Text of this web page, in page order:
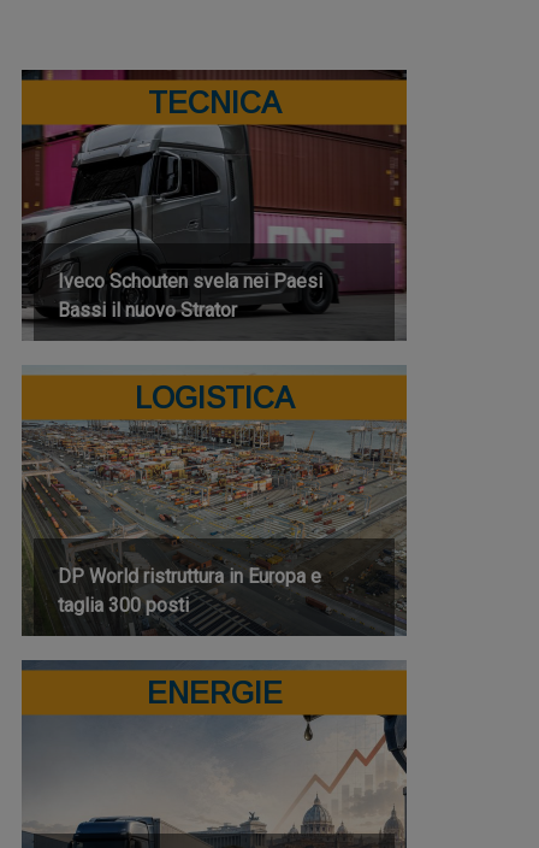
TECNICA
Iveco Schouten svela nei Paesi
Bassi il nuovo Strator
LOGISTICA
DP World ristruttura in Europa e
taglia 300 posti
ENERGIE